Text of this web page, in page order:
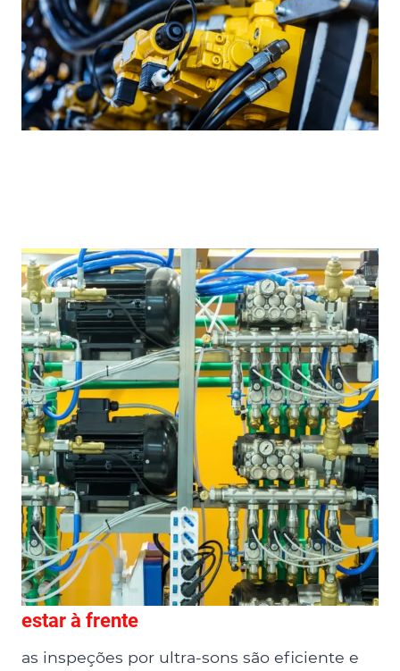
estar à frente
as inspeções por ultra-sons são eficiente e